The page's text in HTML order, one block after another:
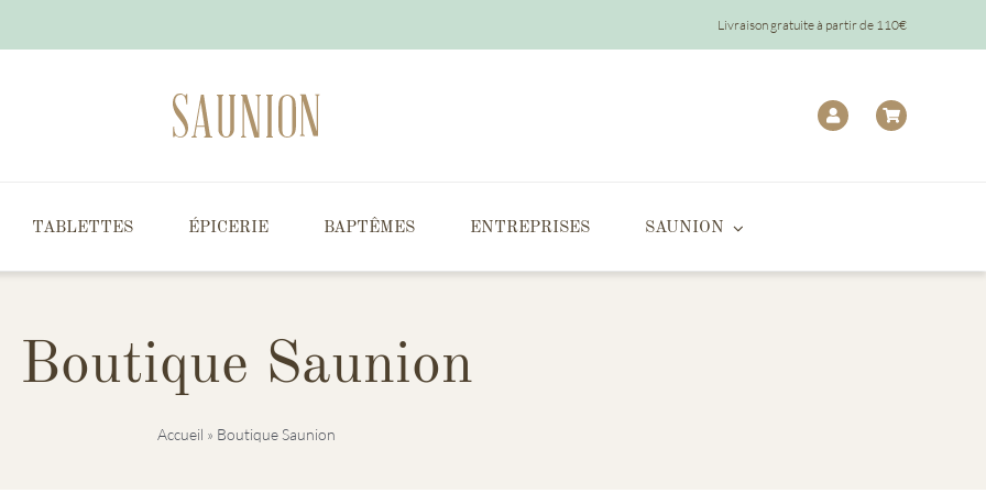
Livraison gratuite à partir de 110€
TABLETTES ÉPICERIE BAPTÊMES ENTREPRISES SAUNION
Boutique Saunion
Accueil » Boutique Saunion